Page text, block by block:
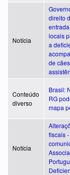
Notícia
direito
locais
a
de
Conteúdo
diverso
Brasil:
RG
mapa
Notícia
fiscais -